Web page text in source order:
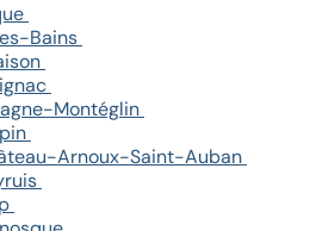
Bains
Montéglin
Arnoux-Saint-Auban